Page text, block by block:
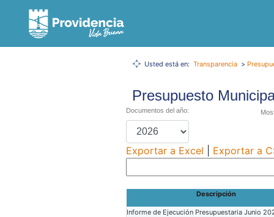
Usted está en: Transparencia >
Presupuesto
Documentos del año:
Exportar a Excel Exportar a
Descripción
Informe de Ejecución Presupuestaria Junio